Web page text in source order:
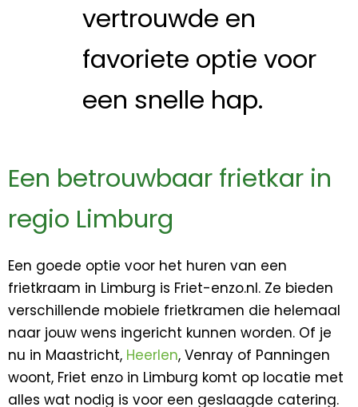
vertrouwde en
favoriete optie voor
een snelle hap.
Een betrouwbaar frietkar in
regio Limburg
Een goede optie voor het huren van een
frietkraam in Limburg is Friet-enzo.nl. Ze bieden
verschillende mobiele frietkramen die helemaal
naar jouw wens ingericht kunnen worden. Of je
nu in Maastricht, Heerlen, Venray of Panningen
woont, Friet enzo in Limburg komt op locatie met
alles wat nodig is voor een geslaagde catering.